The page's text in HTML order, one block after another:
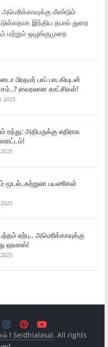
மீண்டும்
இந்திய தபால் துறை
மற்றும் ஒழுங்குமுறை
பிரதமர் பாப் பாடகியுடன்
வைரலான காட்சிகள்!
2025
ரத்து: அதிபருக்கு எதிராக
மூடல்..சுற்றுலா பயணிகள்
ஏற்பு.. அமெரிக்காவுக்கு
ஹமாஸ்!
l Seidhialasal. All rights